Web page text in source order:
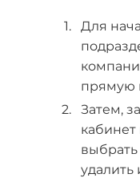
Для
прямую
Затем,
удалить